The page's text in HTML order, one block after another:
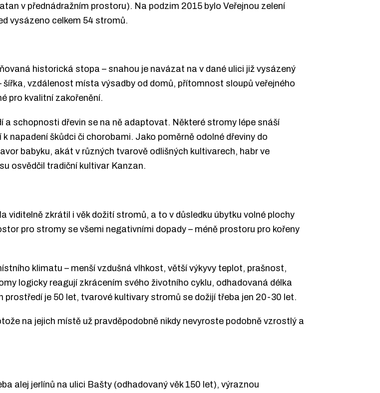
v přednádražním prostoru). Na podzim 2015 bylo Veřejnou zelení
vysázeno celkem 54 stromů.
historická stopa – snahou je navázat na v dané ulici již vysázený
vzdálenost místa výsadby od domů, přítomnost sloupů veřejného
pro kvalitní zakořenění.
schopnosti dřevin se na ně adaptovat. Některé stromy lépe snáší
napadení škůdci či chorobami. Jako poměrně odolné dřeviny do
babyku, akát v různých tvarově odlišných kultivarech, habr ve
osvědčil tradiční kultivar Kanzan.
viditelně zkrátil i věk dožití stromů, a to v důsledku úbytku volné plochy
pro stromy se všemi negativními dopady – méně prostoru pro kořeny
klimatu – menší vzdušná vlhkost, větší výkyvy teplot, prašnost,
logicky reagují zkrácením svého životního cyklu, odhadovaná délka
je 50 let, tvarové kultivary stromů se dožijí třeba jen 20-30 let.
na jejich místě už pravděpodobně nikdy nevyroste podobně vzrostlý a
alej jerlínů na ulici Bašty (odhadovaný věk 150 let), výraznou